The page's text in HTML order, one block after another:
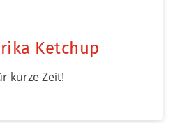
Ketchup
kurze Zeit!